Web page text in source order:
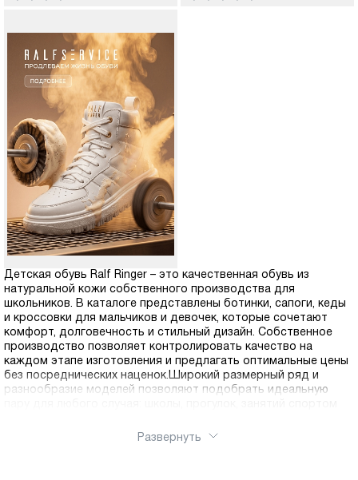
Детская обувь Ralf Ringer – это качественная обувь из
натуральной кожи собственного производства для
школьников. В каталоге представлены ботинки, сапоги, кеды
и кроссовки для мальчиков и девочек, которые сочетают
комфорт, долговечность и стильный дизайн. Собственное
производство позволяет контролировать качество на
каждом этапе изготовления и предлагать оптимальные цены
без посреднических наценок.Широкий размерный ряд и
разнообразие моделей позволяют подобрать идеальную
Развернуть